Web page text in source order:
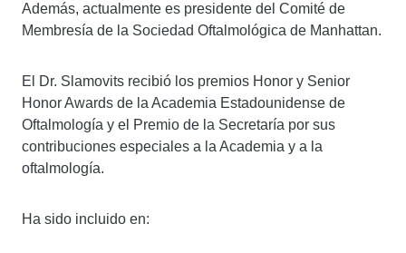
Además, actualmente es presidente del Comité de
Membresía de la Sociedad Oftalmológica de Manhattan.
El Dr. Slamovits recibió los premios Honor y Senior
Honor Awards de la Academia Estadounidense de
Oftalmología y el Premio de la Secretaría por sus
contribuciones especiales a la Academia y a la
oftalmología.
Ha sido incluido en: